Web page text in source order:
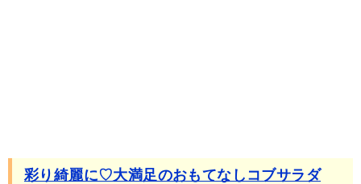
彩り綺麗に♡大満足のおもてなしコブサラダ